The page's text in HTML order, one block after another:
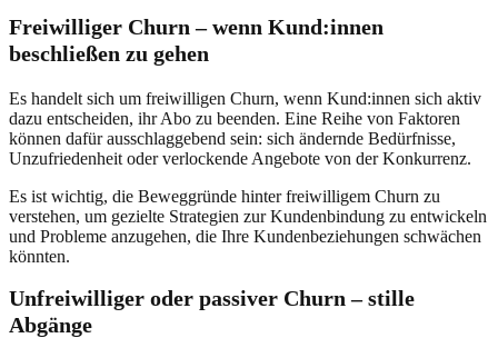
Freiwilliger Churn – wenn Kund:innen
beschließen zu gehen
Es handelt sich um freiwilligen Churn, wenn Kund:innen sich aktiv
dazu entscheiden, ihr Abo zu beenden. Eine Reihe von Faktoren
können dafür ausschlaggebend sein: sich ändernde Bedürfnisse,
Unzufriedenheit oder verlockende Angebote von der Konkurrenz.
Es ist wichtig, die Beweggründe hinter freiwilligem Churn zu
verstehen, um gezielte Strategien zur Kundenbindung zu entwickeln
und Probleme anzugehen, die Ihre Kundenbeziehungen schwächen
könnten.
Unfreiwilliger oder passiver Churn – stille
Abgänge